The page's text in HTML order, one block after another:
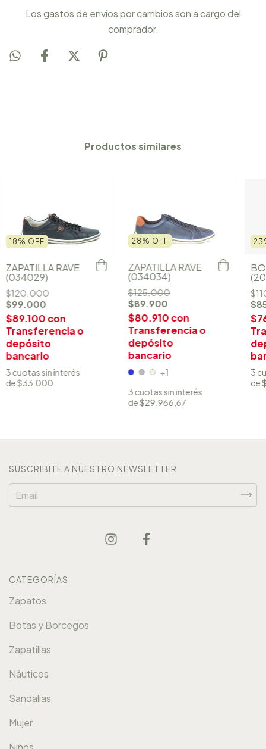
Los gastos de envíos por cambios son a cargo del
comprador.
Productos similares
18 % OFF
ZAPATILLA RAVE
(034029)
$120.000
$99.000
$89.100con
Transferencia o
depósito
bancario
3cuotas sin interés
de$33.000
28 % OFF
ZAPATILLA RAVE
(034034)
$125.000
$89.900
$80.910con
Transferencia o
depósito
bancario
+1
3cuotas sin interés
de$29.966,67
23
3
de
SUSCRIBITE A NUESTRO NEWSLETTER
CATEGORÍAS
Zapatos
Botas y Borcegos
Zapatillas
Náuticos
Sandalias
Mujer